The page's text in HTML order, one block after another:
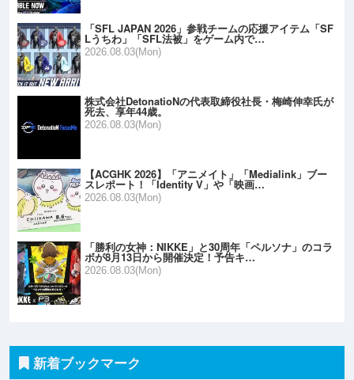
「SFL JAPAN 2026」参戦チームの応援アイテム「SF
Lうちわ」「SFL法被」をゲーム内で…
2026.08.03(Mon)
株式会社DetonatioNの代表取締役社長・梅崎伸幸氏が
死去、享年44歳。
2026.08.03(Mon)
【ACGHK 2026】「アニメイト」「Medialink」ブー
スレポート！「Identity V」や「映画…
2026.08.03(Mon)
「勝利の女神：NIKKE」と30周年「ペルソナ」のコラ
ボが8月13日から開催決定！予告キ…
2026.08.03(Mon)
新着ブックマーク